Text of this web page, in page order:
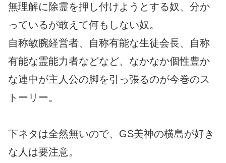
無理解に除霊を押し付けようとする奴、分か
っているが敢えて何もしない奴。
自称敏腕経営者、自称有能な生徒会長、自称
有能な霊能力者などなど、なかなか個性豊か
な連中が主人公の脚を引っ張るのが今巻のス
トーリー。
下ネタは全然無いので、GS美神の横島が好き
な人は要注意。